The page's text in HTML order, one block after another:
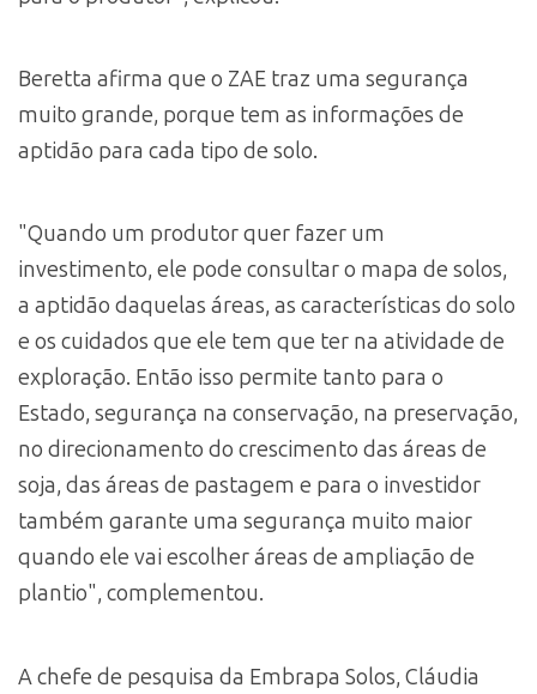
Beretta afirma que o ZAE traz uma segurança
muito grande, porque tem as informações de
aptidão para cada tipo de solo.
"Quando um produtor quer fazer um
investimento, ele pode consultar o mapa de solos,
a aptidão daquelas áreas, as características do solo
e os cuidados que ele tem que ter na atividade de
exploração. Então isso permite tanto para o
Estado, segurança na conservação, na preservação,
no direcionamento do crescimento das áreas de
soja, das áreas de pastagem e para o investidor
também garante uma segurança muito maior
quando ele vai escolher áreas de ampliação de
plantio", complementou.
A chefe de pesquisa da Embrapa Solos, Cláudia